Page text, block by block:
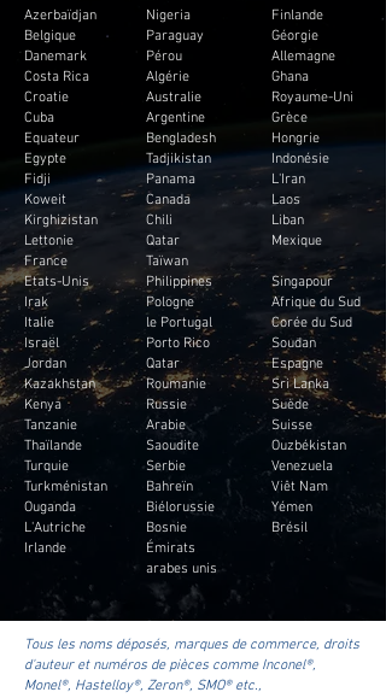
Azerbaïdjan
Belgique
Danemark
Costa Rica
Croatie
Cuba
Equateur
Egypte
Fidji
Koweit
Kirghizistan
Lettonie
France
Etats-Unis
Irak
Italie
Israël
Jordan
Kazakhstan
Kenya
Tanzanie
Thaïlande
Turquie
Turkménistan
Ouganda
L'Autriche
Irlande
Nigeria
Paraguay
Pérou
Algérie
Australie
Argentine
Bengladesh
Tadjikistan
Panama
Canada
Chili
Qatar
Taïwan
Philippines
Pologne
le Portugal
Porto Rico
Qatar
Roumanie
Russie
Arabie
Saoudite
Serbie
Bahreïn
Biélorussie
Bosnie
Émirats
arabes unis
Finlande
Géorgie
Allemagne
Ghana
Royaume-Uni
Grèce
Hongrie
Indonésie
L'Iran
Laos
Liban
Mexique
Singapour
Afrique du Sud
Corée du Sud
Soudan
Espagne
Sri Lanka
Suède
Suisse
Ouzbékistan
Venezuela
Viêt Nam
Yémen
Brésil
Tous les noms déposés, marques de commerce, droits
d'auteur et numéros de pièces comme Inconel®,
Monel®, Hastelloy®, Zeron®, SMO® etc.,